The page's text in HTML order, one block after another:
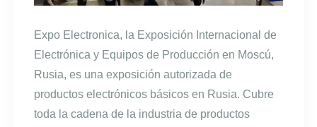
Expo Electronica, la Exposición Internacional de
Electrónica y Equipos de Producción en Moscú,
Rusia, es una exposición autorizada de
productos electrónicos básicos en Rusia. Cubre
toda la cadena de la industria de productos